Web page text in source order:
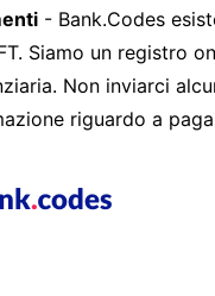
- Bank.Codes
Siamo un registro
Non inviarci
riguardo a